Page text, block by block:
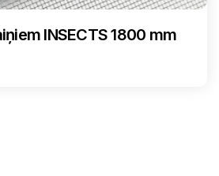
INSECTS 1800 mm